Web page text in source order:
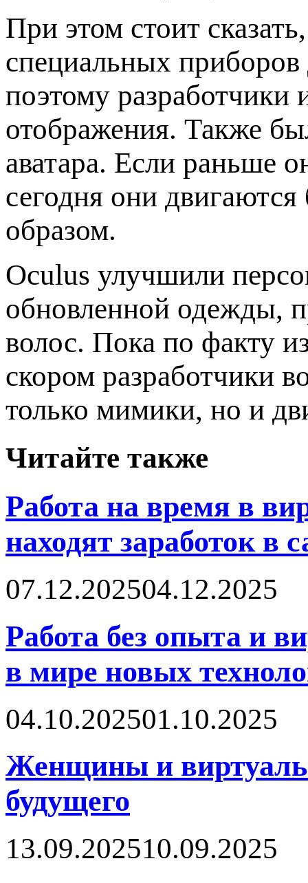
При этом стоит
специальных приборов
поэтому разработчики
отображения. Также
аватара. Если раньше
сегодня они
образом.
Oculus улучшили
обновленной одежды,
волос. Пока по факту
скором разработчики
только мимики, но и
Читайте также
Работа на время в
находят заработок в
07.12.202504.12.2025
Работа без опыта и
в мире новых
04.10.202501.10.2025
Женщины и
будущего
13.09.202510.09.2025